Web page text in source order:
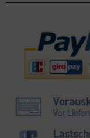
Zahlungsmethoden